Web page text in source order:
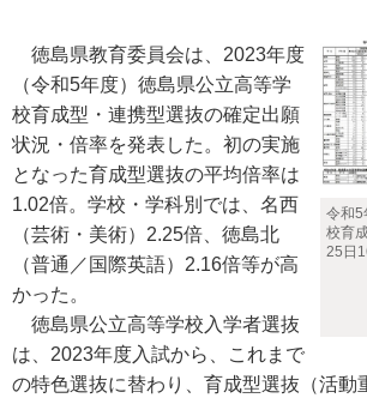
令和5
校育
25日
徳島県教育委員会は、2023年度
（令和5年度）徳島県公立高等学
校育成型・連携型選抜の確定出願
状況・倍率を発表した。初の実施
となった育成型選抜の平均倍率は
1.02倍。学校・学科別では、名西
（芸術・美術）2.25倍、徳島北
（普通／国際英語）2.16倍等が高
かった。
徳島県公立高等学校入学者選抜
は、2023年度入試から、これまで
の特色選抜に替わり、育成型選抜（活動